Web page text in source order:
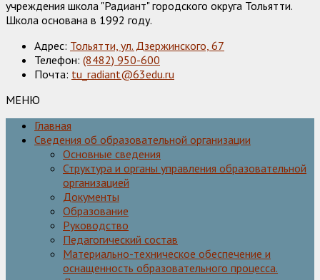
учреждения школа "Радиант" городского округа Тольятти.
Школа основана в 1992 году.
Адрес: Тольятти, ул. Дзержинского, 67
Телефон: (8482) 950-600
Почта: tu_radiant@63edu.ru
МЕНЮ
Главная
Сведения об образовательной организации
Основные сведения
Структура и органы управления образовательной
организацией
Документы
Образование
Руководство
Педагогический состав
Материально-техническое обеспечение и
оснащенность образовательного процесса.